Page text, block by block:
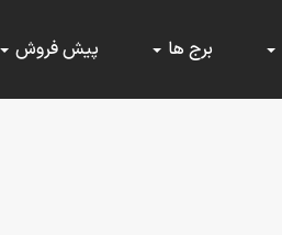
برج ها پیش فروش